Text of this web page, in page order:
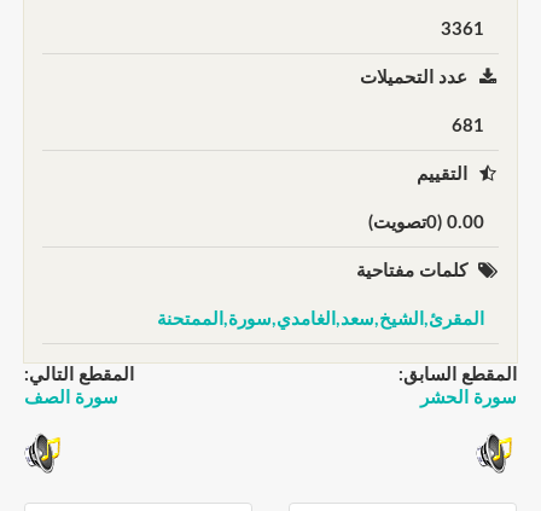
3361
عدد التحميلات
681
التقييم
0.00 (0تصويت)
كلمات مفتاحية
المقرئ,الشيخ,سعد,الغامدي,سورة,الممتحنة
المقطع السابق:
سورة الحشر
المقطع التالي:
سورة الصف